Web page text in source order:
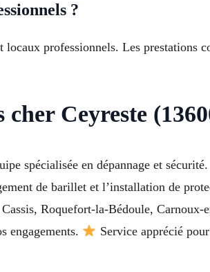
?
professionnels. Les prestations
Ceyreste
spécialisée en dépannage et
de barillet et l’installation de
Roquefort-la-Bédoule, Carnoux-
engagements.
Service apprécié